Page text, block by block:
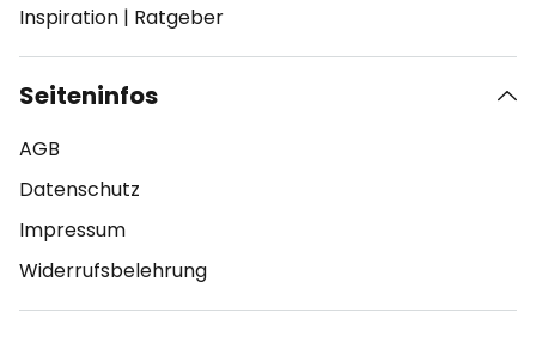
Inspiration | Ratgeber
Seiteninfos
AGB
Datenschutz
Impressum
Widerrufsbelehrung